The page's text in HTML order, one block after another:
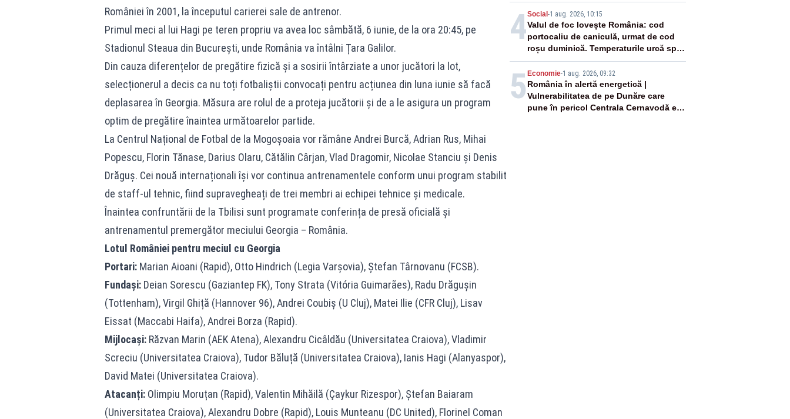
României în 2001, la începutul carierei sale de antrenor.
Primul meci al lui Hagi pe teren propriu va avea loc sâmbătă, 6 iunie, de la ora 20:45, pe
Stadionul Steaua din București, unde România va întâlni Țara Galilor.
Din cauza diferențelor de pregătire fizică și a sosirii întârziate a unor jucători la lot,
selecționerul a decis ca nu toți fotbaliștii convocați pentru acțiunea din luna iunie să facă
deplasarea în Georgia. Măsura are rolul de a proteja jucătorii și de a le asigura un program
optim de pregătire înaintea următoarelor partide.
La Centrul Național de Fotbal de la Mogoșoaia vor rămâne Andrei Burcă, Adrian Rus, Mihai
Popescu, Florin Tănase, Darius Olaru, Cătălin Cârjan, Vlad Dragomir, Nicolae Stanciu și Denis
Drăguș. Cei nouă internaționali își vor continua antrenamentele conform unui program stabilit
de staff-ul tehnic, fiind supravegheați de trei membri ai echipei tehnice și medicale.
Înaintea confruntării de la Tbilisi sunt programate conferința de presă oficială și
antrenamentul premergător meciului Georgia – România.
Lotul României pentru meciul cu Georgia
Portari:Marian Aioani (Rapid), Otto Hindrich (Legia Varșovia), Ștefan Târnovanu (FCSB).
Fundași:Deian Sorescu (Gaziantep FK), Tony Strata (Vitória Guimarães), Radu Drăgușin
(Tottenham), Virgil Ghiță (Hannover 96), Andrei Coubiș (U Cluj), Matei Ilie (CFR Cluj), Lisav
Eissat (Maccabi Haifa), Andrei Borza (Rapid).
Mijlocași:Răzvan Marin (AEK Atena), Alexandru Cicâldău (Universitatea Craiova), Vladimir
Screciu (Universitatea Craiova), Tudor Băluță (Universitatea Craiova), Ianis Hagi (Alanyaspor),
David Matei (Universitatea Craiova).
Atacanți:Olimpiu Moruțan (Rapid), Valentin Mihăilă (Çaykur Rizespor), Ștefan Baiaram
(Universitatea Craiova), Alexandru Dobre (Rapid), Louis Munteanu (DC United), Florinel Coman
4Social-1 aug. 2026, 10:15
Valul de foc lovește România: cod
portocaliu de caniculă, urmat de cod
roșu duminică. Temperaturile urcă spre
40°C
5 Economie-1 aug. 2026, 09:32
România în alertă energetică |
Vulnerabilitatea de pe Dunăre care
pune în pericol Centrala Cernavodă era